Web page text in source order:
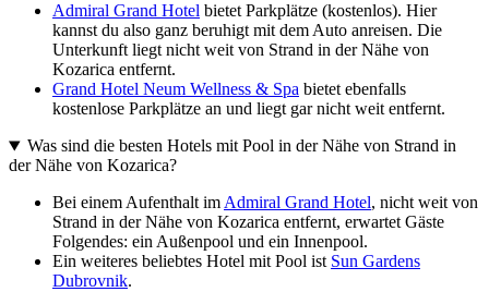
Admiral Grand Hotel bietet Parkplätze (kostenlos). Hier
kannst du also ganz beruhigt mit dem Auto anreisen. Die
Unterkunft liegt nicht weit von Strand in der Nähe von
Kozarica entfernt.
Grand Hotel Neum Wellness & Spa bietet ebenfalls
kostenlose Parkplätze an und liegt gar nicht weit entfernt.
Was sind die besten Hotels mit Pool in der Nähe von Strand in
der Nähe von Kozarica?
Bei einem Aufenthalt im Admiral Grand Hotel, nicht weit von
Strand in der Nähe von Kozarica entfernt, erwartet Gäste
Folgendes: ein Außenpool und ein Innenpool.
Ein weiteres beliebtes Hotel mit Pool ist Sun Gardens
Dubrovnik.